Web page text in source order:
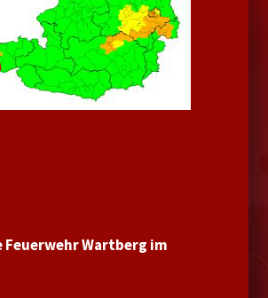
Wartberg im